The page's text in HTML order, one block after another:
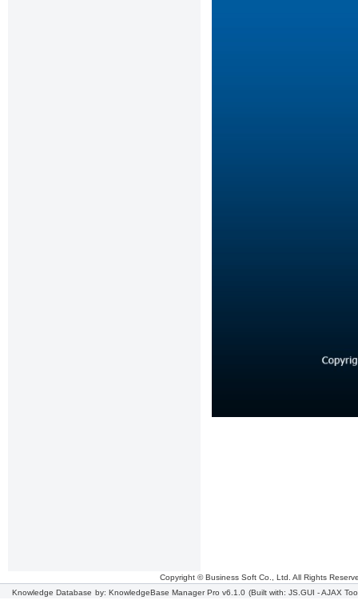
Copyright © Business Soft Co., Ltd. All Rights
Knowledge Database by: KnowledgeBase Manager Pro v6.1.0 (Built with: JS.GUI -AJAX